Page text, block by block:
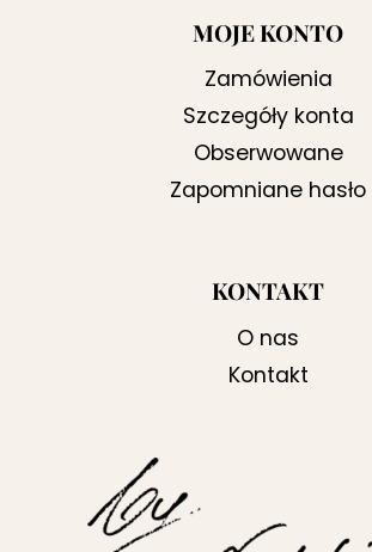
MOJE KONTO
Zamówienia
Szczegóły konta
Obserwowane
Zapomniane hasło
KONTAKT
O nas
Kontakt